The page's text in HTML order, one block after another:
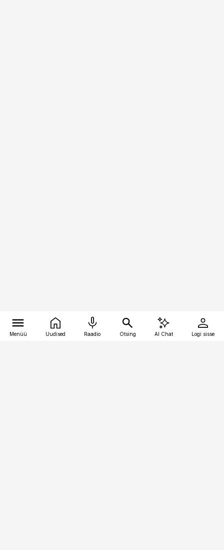
Menüü Uudised Raadio Otsing AI Chat Logi sisse